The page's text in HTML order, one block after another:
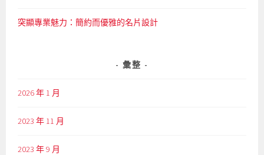
突顯專業魅力：簡約而優雅的名片設計
彙整
2026 年 1 月
2023 年 11 月
2023 年 9 月